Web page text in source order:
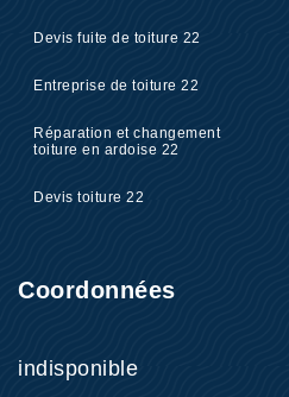
Devis fuite de toiture 22
Entreprise de toiture 22
Réparation et changement
toiture en ardoise 22
Devis toiture 22
Coordonnées
indisponible